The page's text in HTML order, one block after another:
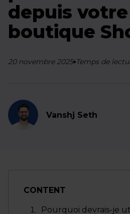
depuis votre
boutique
20 novembre 2025 Temps de
Vanshj Seth
CONTENT
Pourquoi devrais-je